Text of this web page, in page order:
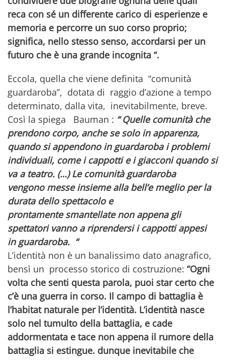
reca con sé un differente carico di esperienze e
memoria e percorre un suo corso proprio;
significa, nello stesso senso, accordarsi per un
futuro che è una grande incognita “.
Eccola, quella che viene definita “comunità
guardaroba”, dotata di raggio d’azione a tempo
determinato, dalla vita, inevitabilmente, breve.
Così la spiega Bauman : “ Quelle comunità che
prendono corpo, anche se solo in apparenza,
quando si appendono in guardaroba i problemi
individuali, come i cappotti e i giacconi quando si
va a teatro. (…) Le comunità guardaroba
vengono messe insieme alla bell’e meglio per la
durata dello spettacolo e
prontamente smantellate non appena gli
spettatori vanno a riprendersi i cappotti appesi
in guardaroba. “
L’identità non è un banalissimo dato anagrafico,
bensì un processo storico di costruzione: “Ogni
volta che senti questa parola, puoi star certo che
c’è una guerra in corso. Il campo di battaglia è
l’habitat naturale per l’identità. L’identità nasce
solo nel tumulto della battaglia, e cade
addormentata e tace non appena il rumore della
battaglia si estingue. dunque inevitabile che